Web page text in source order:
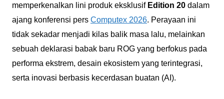
memperkenalkan lini produk eksklusif Edition 20dalam
ajang konferensi pers Computex 2026. Perayaan ini
tidak sekadar menjadi kilas balik masa lalu, melainkan
sebuah deklarasi babak baru ROG yang berfokus pada
performa ekstrem, desain ekosistem yang terintegrasi,
serta inovasi berbasis kecerdasan buatan (AI).